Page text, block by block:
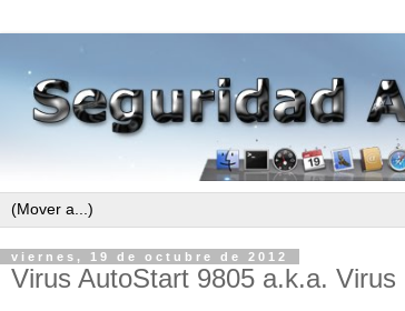
viernes, 19 de octubre de 2012
Virus AutoStart 9805 a.k.a.